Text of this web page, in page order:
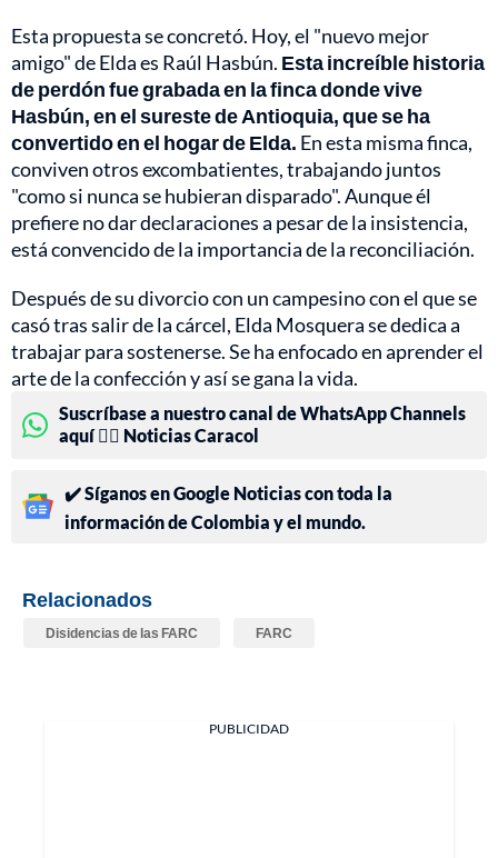
Esta propuesta se concretó. Hoy, el "nuevo mejor
amigo" de Elda es Raúl Hasbún. Esta increíble historia
de perdón fue grabada en la finca donde vive
Hasbún, en el sureste de Antioquia, que se ha
convertido en el hogar de Elda. En esta misma finca,
conviven otros excombatientes, trabajando juntos
"como si nunca se hubieran disparado". Aunque él
prefiere no dar declaraciones a pesar de la insistencia,
está convencido de la importancia de la reconciliación.
Después de su divorcio con un campesino con el que se
casó tras salir de la cárcel, Elda Mosquera se dedica a
trabajar para sostenerse. Se ha enfocado en aprender el
arte de la confección y así se gana la vida.
Suscríbase a nuestro canal de WhatsApp Channels
aquí 👉🏻 Noticias Caracol
✔️ Síganos en Google Noticias con toda la
información de Colombia y el mundo.
Relacionados
Disidencias de las FARC FARC
PUBLICIDAD